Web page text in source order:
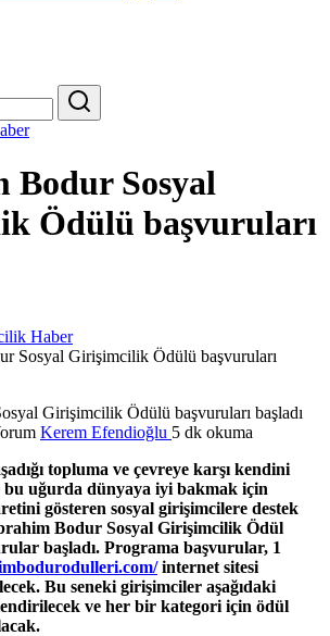
Bodur Sosyal
Ödülü başvuruları
Haber
Sosyal Girişimcilik Ödülü başvuruları
Kerem Efendioğlu 5 dk okuma
topluma ve çevreye karşı kendini
bu uğurda dünyaya iyi bakmak için
gösteren sosyal girişimcilere destek
Bodur Sosyal Girişimcilik Ödül
başladı. Programa başvurular, 1
internet sitesi
Bu seneki girişimciler aşağıdaki
ve her bir kategori için ödül